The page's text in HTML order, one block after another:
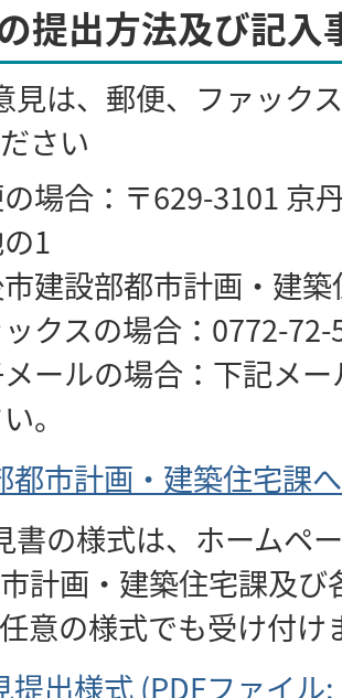
提出方法及び記入
見は、郵便、ファック
さい
場合：〒629-3101 京
1
建設部都市計画・建
クスの場合：0772-72-
ールの場合：下記メ
。
都市計画・建築住宅課
書の様式は、ホームペ
計画・建築住宅課及
意の様式でも受け付け
提出様式 (PDFファイル